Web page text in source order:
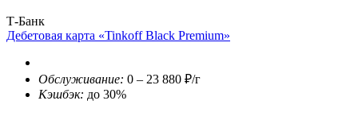
Т-Банк
Дебетовая карта «Tinkoff Black Premium»
Обслуживание: 0 – 23 880 ₽/г
Кэшбэк: до 30%